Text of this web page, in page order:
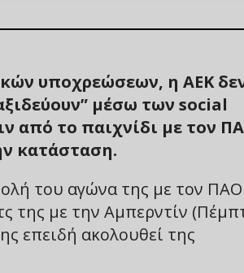
υποχρεώσεων, η ΑΕΚ
μέσω των social
από το παιχνίδι με τον
κατάσταση.
του αγώνα της με τον
της με την Αμπερντίν
επειδή ακολουθεί της